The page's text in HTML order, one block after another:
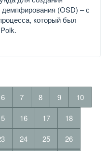
демпфирования (OSD) – с
который был
6 7 8 9 10
16 17 18
24 25 26